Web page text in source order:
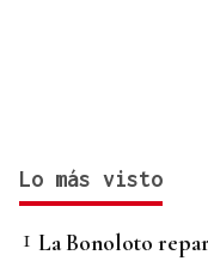
Lo más visto
La Bonoloto